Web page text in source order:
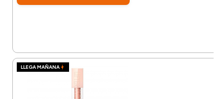
LLEGA MAÑANA